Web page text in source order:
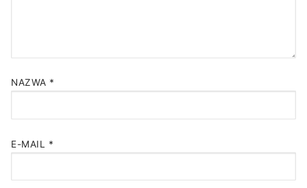
NAZWA *
E-MAIL *